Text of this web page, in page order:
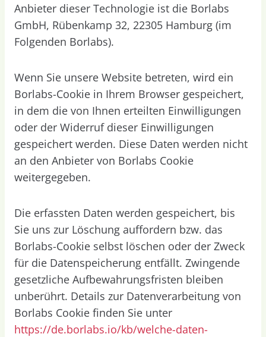
Anbieter dieser Technologie ist die Borlabs
GmbH, Rübenkamp 32, 22305 Hamburg (im
Folgenden Borlabs).
Wenn Sie unsere Website betreten, wird ein
Borlabs-Cookie in Ihrem Browser gespeichert,
in dem die von Ihnen erteilten Einwilligungen
oder der Widerruf dieser Einwilligungen
gespeichert werden. Diese Daten werden nicht
an den Anbieter von Borlabs Cookie
weitergegeben.
Die erfassten Daten werden gespeichert, bis
Sie uns zur Löschung auffordern bzw. das
Borlabs-Cookie selbst löschen oder der Zweck
für die Datenspeicherung entfällt. Zwingende
gesetzliche Aufbewahrungsfristen bleiben
unberührt. Details zur Datenverarbeitung von
Borlabs Cookie finden Sie unter
https://de.borlabs.io/kb/welche-daten-